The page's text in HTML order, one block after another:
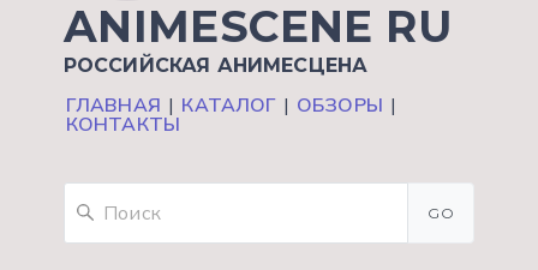
ANIMESCENE RU
РОССИЙСКАЯ АНИМЕСЦЕНА
ГЛАВНАЯ | КАТАЛОГ | ОБЗОРЫ |
КОНТАКТЫ
GO